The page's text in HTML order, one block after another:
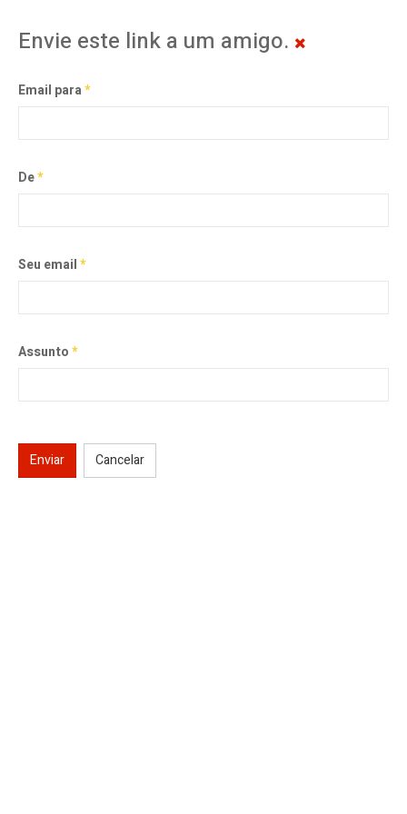
Envie este link a um amigo.
Email para*
De*
Seu email*
Assunto*
Enviar Cancelar